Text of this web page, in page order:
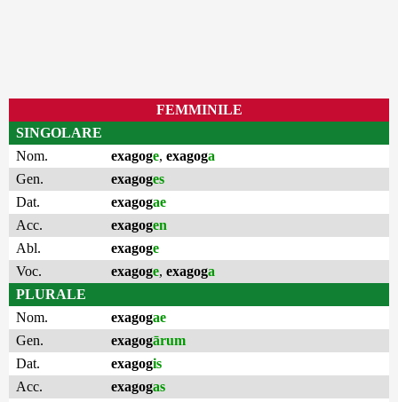
FEMMINILE
SINGOLARE
Nom.
exagoge, exagoga
Gen.
exagoges
Dat.
exagogae
Acc.
exagogen
Abl.
exagoge
Voc.
exagoge, exagoga
PLURALE
Nom.
exagogae
Gen.
exagogārum
Dat.
exagogis
Acc.
exagogas